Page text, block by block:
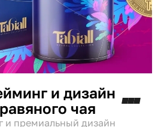
и дизайн
чая
и премиальный дизайн